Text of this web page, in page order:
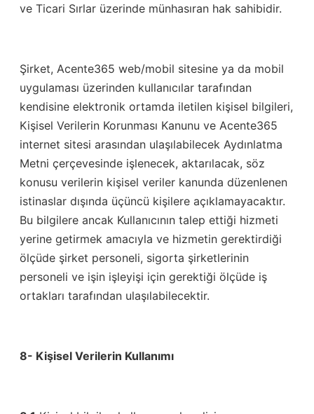
ve Ticari Sırlar üzerinde münhasıran hak sahibidir.
Şirket, Acente365 web/mobil sitesine ya da mobil
uygulaması üzerinden kullanıcılar tarafından
kendisine elektronik ortamda iletilen kişisel bilgileri,
Kişisel Verilerin Korunması Kanunu ve Acente365
internet sitesi arasından ulaşılabilecek Aydınlatma
Metni çerçevesinde işlenecek, aktarılacak, söz
konusu verilerin kişisel veriler kanunda düzenlenen
istinaslar dışında üçüncü kişilere açıklamayacaktır.
Bu bilgilere ancak Kullanıcının talep ettiği hizmeti
yerine getirmek amacıyla ve hizmetin gerektirdiği
ölçüde şirket personeli, sigorta şirketlerinin
personeli ve işin işleyişi için gerektiği ölçüde iş
ortakları tarafından ulaşılabilecektir.
8- Kişisel Verilerin Kullanımı